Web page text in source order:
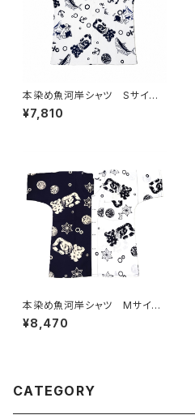
本染め魚河岸シャツ Sサイ
ズ 認定証付き 木綿晒 やい
ちゃん 海ものがたり 白×
シャツ 焼津 浜通り 港町
¥7,810
本染め魚河岸シャツ Mサイ
ズ 認定証付き 木綿晒 日本
製 涼麻柄 紺×白 注染そめ
町
¥8,470
CATEGORY